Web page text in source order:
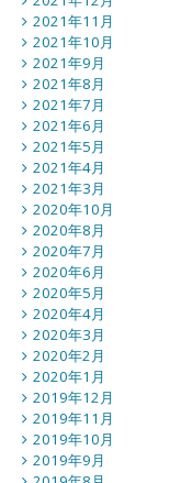
2021年11月
2021年10月
2021年9月
2021年8月
2021年7月
2021年6月
2021年5月
2021年4月
2021年3月
2020年10月
2020年8月
2020年7月
2020年6月
2020年5月
2020年4月
2020年3月
2020年2月
2020年1月
2019年12月
2019年11月
2019年10月
2019年9月